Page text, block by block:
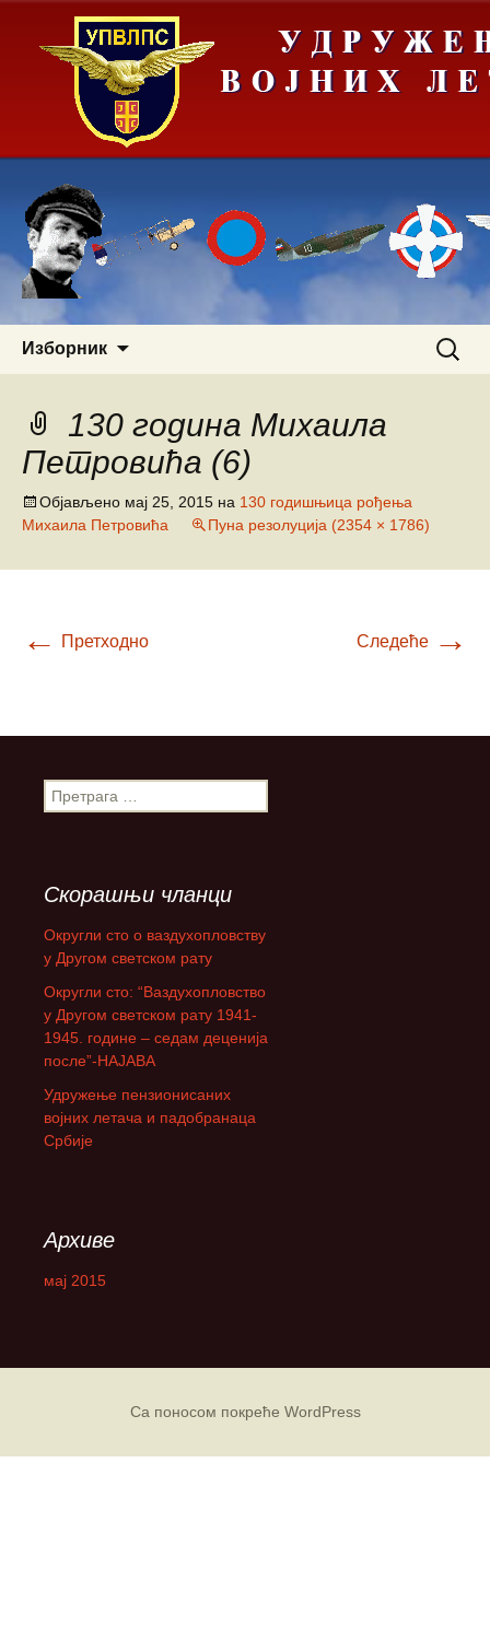
Изборник
130 година Михаила
Петровића (6)
Објављено мај 25, 2015 на 130 годишњица рођења
Михаила Петровића
Пуна резолуција (2354 × 1786)
← Претходно Следеће →
П
р
а
г
а
:
Скорашњи чланци
Округли сто о ваздухопловству
у Другом светском рату
Округли сто: “Ваздухопловство
у Другом светском рату 1941-
1945. године – седам деценија
после”-НАЈАВА
Удружење пензионисаних
војних летача и падобранаца
Србије
Архиве
мај 2015
Са поносом покреће WordPress